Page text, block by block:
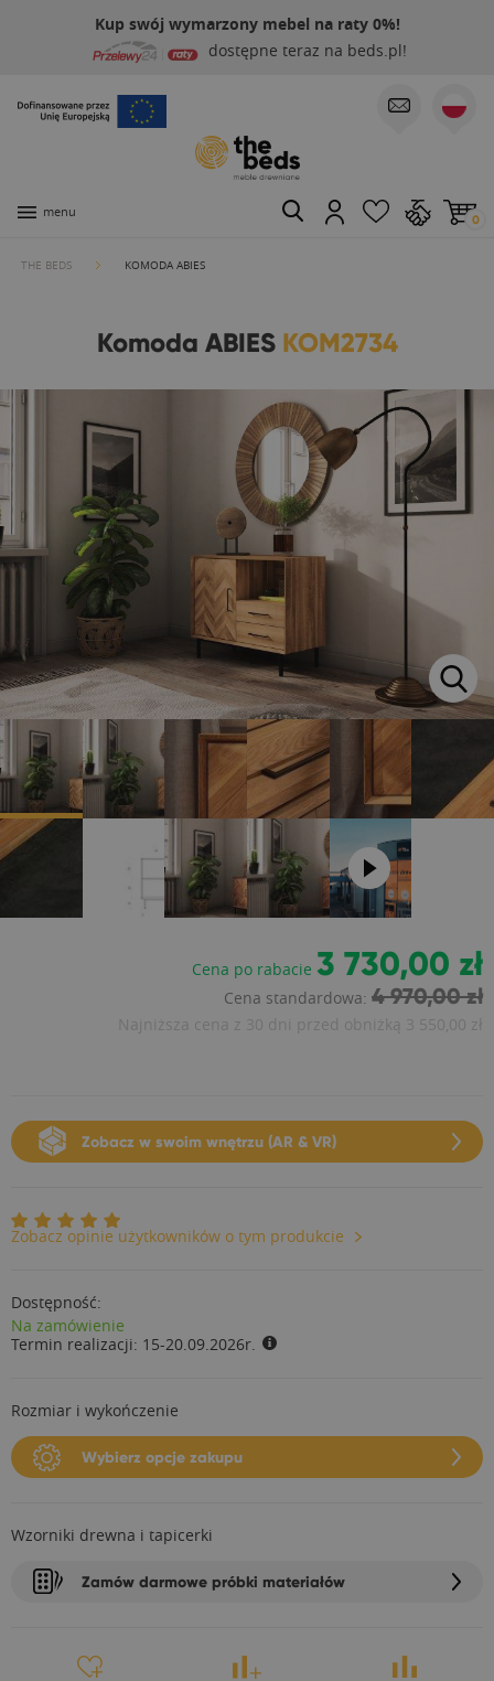
Kup swój wymarzony mebel na raty 0%!
dostępne teraz na beds.pl!
menu 0
THE BEDS KOMODA ABIES
Komoda ABIES KOM2734
Cena po rabacie 3 730,00 zł
Cena standardowa: 4 970,00 zł
Najniższa cena z 30 dni przed obniżką 3 550,00 zł
Zobacz w swoim wnętrzu (AR & VR)
Zobacz opinie użytkowników o tym produkcie
Dostępność:
Na zamówienie
Termin realizacji: 15-20.09.2026r.
Rozmiar i wykończenie
Wybierz opcje zakupu
Wzorniki drewna i tapicerki
Zamów darmowe próbki materiałów